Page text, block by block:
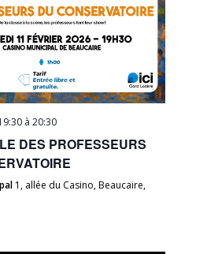
à20:30
DES PROFESSEURS
1, allée du Casino, Beaucaire,